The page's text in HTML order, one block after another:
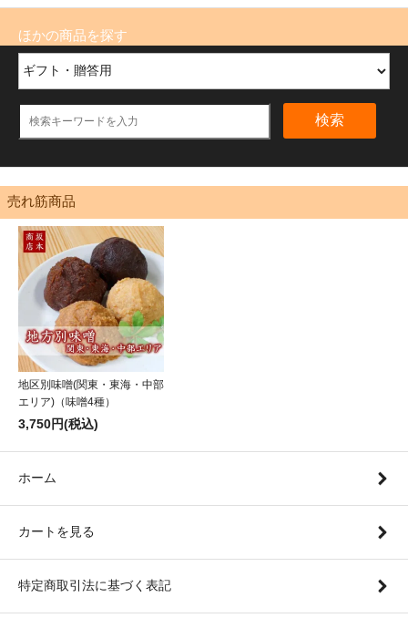
ほかの商品を探す
検索
売れ筋商品
地区別味噌(関東・東海・中部
エリア)（味噌4種）
3,750円(税込)
ホーム
カートを見る
特定商取引法に基づく表記